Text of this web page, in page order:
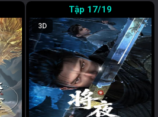
17/19
3D